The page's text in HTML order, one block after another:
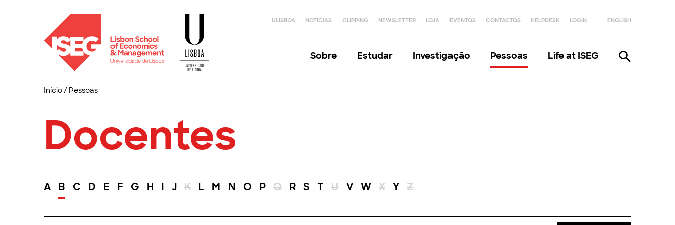
ULISBOA NOTÍCIAS CLIPPING NEWSLETTER LOJA EVENTOS CONTACTOS HELPDESK LOGIN ENGLISH
Sobre Estudar Investigação Pessoas Life at ISEG
Início/ Pessoas
Docentes
A B C D E F G H I J K L M N O P Q R S T U V W X Y Z